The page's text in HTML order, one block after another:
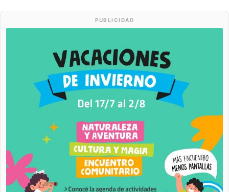
PUBLICIDAD